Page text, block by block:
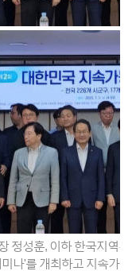
정성훈, 이하 한국지역
나'를 개최하고 지속가능